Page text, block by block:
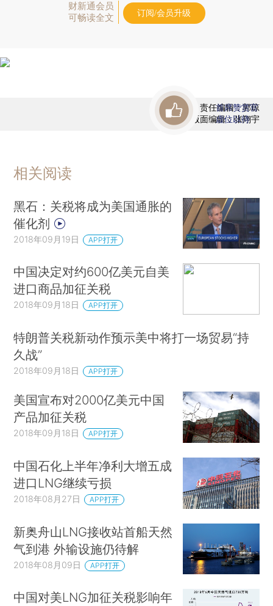
财新通会员
可畅读全文
订阅/会员升级
责任编辑：郭琼
版面编辑：张翔宇
首席赞赏官
虚位以待
相关阅读
黑石：关税将成为美国通胀的
催化剂
2018年09月19日 APP打开
中国决定对约600亿美元自美
进口商品加征关税
2018年09月18日 APP打开
特朗普关税新动作预示美中将打一场贸易“持
久战”
2018年09月18日 APP打开
美国宣布对2000亿美元中国
产品加征关税
2018年09月18日 APP打开
中国石化上半年净利大增五成
进口LNG继续亏损
2018年08月27日 APP打开
新奥舟山LNG接收站首船天然
气到港 外输设施仍待解
2018年08月09日 APP打开
中国对美LNG加征关税影响年